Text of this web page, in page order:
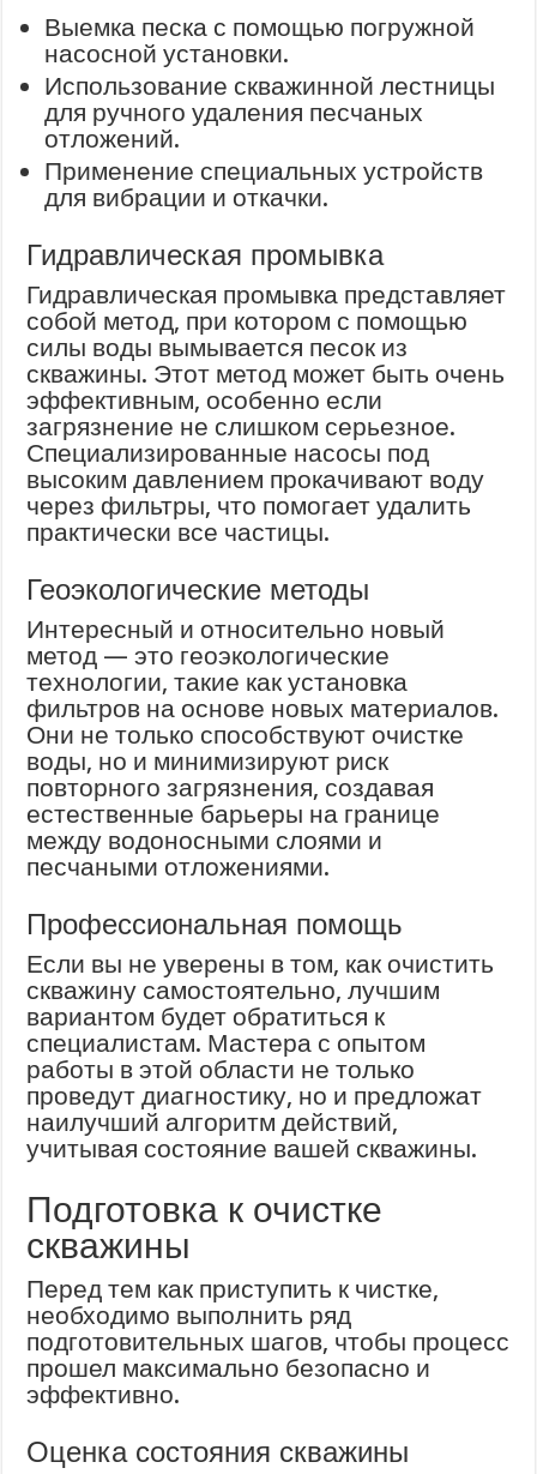
Выемка песка с помощью погружной
насосной установки.
Использование скважинной лестницы
для ручного удаления песчаных
отложений.
Применение специальных устройств
для вибрации и откачки.
Гидравлическая промывка
Гидравлическая промывка представляет
собой метод, при котором с помощью
силы воды вымывается песок из
скважины. Этот метод может быть очень
эффективным, особенно если
загрязнение не слишком серьезное.
Специализированные насосы под
высоким давлением прокачивают воду
через фильтры, что помогает удалить
практически все частицы.
Геоэкологические методы
Интересный и относительно новый
метод — это геоэкологические
технологии, такие как установка
фильтров на основе новых материалов.
Они не только способствуют очистке
воды, но и минимизируют риск
повторного загрязнения, создавая
естественные барьеры на границе
между водоносными слоями и
песчаными отложениями.
Профессиональная помощь
Если вы не уверены в том, как очистить
скважину самостоятельно, лучшим
вариантом будет обратиться к
специалистам. Мастера с опытом
работы в этой области не только
проведут диагностику, но и предложат
наилучший алгоритм действий,
учитывая состояние вашей скважины.
Подготовка к очистке
скважины
Перед тем как приступить к чистке,
необходимо выполнить ряд
подготовительных шагов, чтобы процесс
прошел максимально безопасно и
эффективно.
Оценка состояния скважины